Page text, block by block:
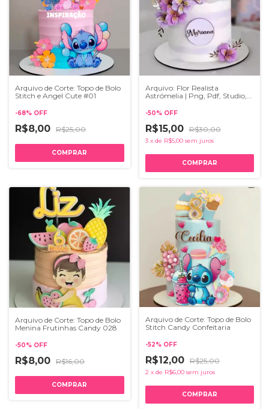
Arquivo de Corte: Topo de Bolo
Stitch e Angel Cute #01
-68% OFF
R$8,00 R$25,00
Arquivo: Flor Realista
Astrómelia | Png, Pdf, Studio,
-50% OFF
R$15,00 R$30,00
3 x de R$5,00 sem juros
Arquivo de Corte: Topo de Bolo
Menina Frutinhas Candy 028
-50% OFF
R$8,00 R$16,00
Arquivo de Corte: Topo de Bolo
Stitch Candy Confeitaria
-52% OFF
R$12,00 R$25,00
2 x de R$6,00 sem juros